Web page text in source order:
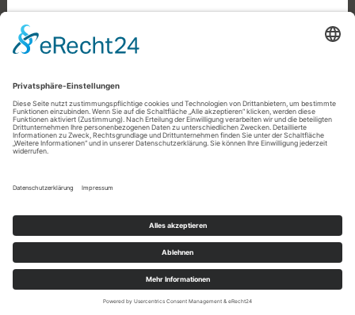
Impressum
Datenschutz
STOLZ BEREITGESTELLT VON
WORDPRESS
| THEME: DARA VON
AUTOMATTIC.